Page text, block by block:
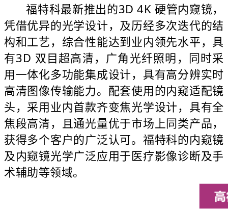
福特科最新推出的3D 4K 硬管内窥镜，
凭借优异的光学设计，及历经多次迭代的结
构和工艺，综合性能达到业内领先水平，具
有3D 双目超高清，广角光纤照明，同时采
用一体化多功能集成设计，具有高分辨实时
高清图像传输能力。配套使用的内窥适配镜
头，采用业内首款齐变焦光学设计，具有全
焦段高清，且通光量优于市场上同类产品，
获得多个客户的广泛认可。福特科的内窥镜
及内窥镜光学广泛应用于医疗影像诊断及手
术辅助等领域。